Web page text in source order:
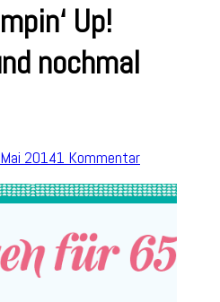
Up!
nochmal
20141 Kommentarzu
kleine
Up!
Starterpaket